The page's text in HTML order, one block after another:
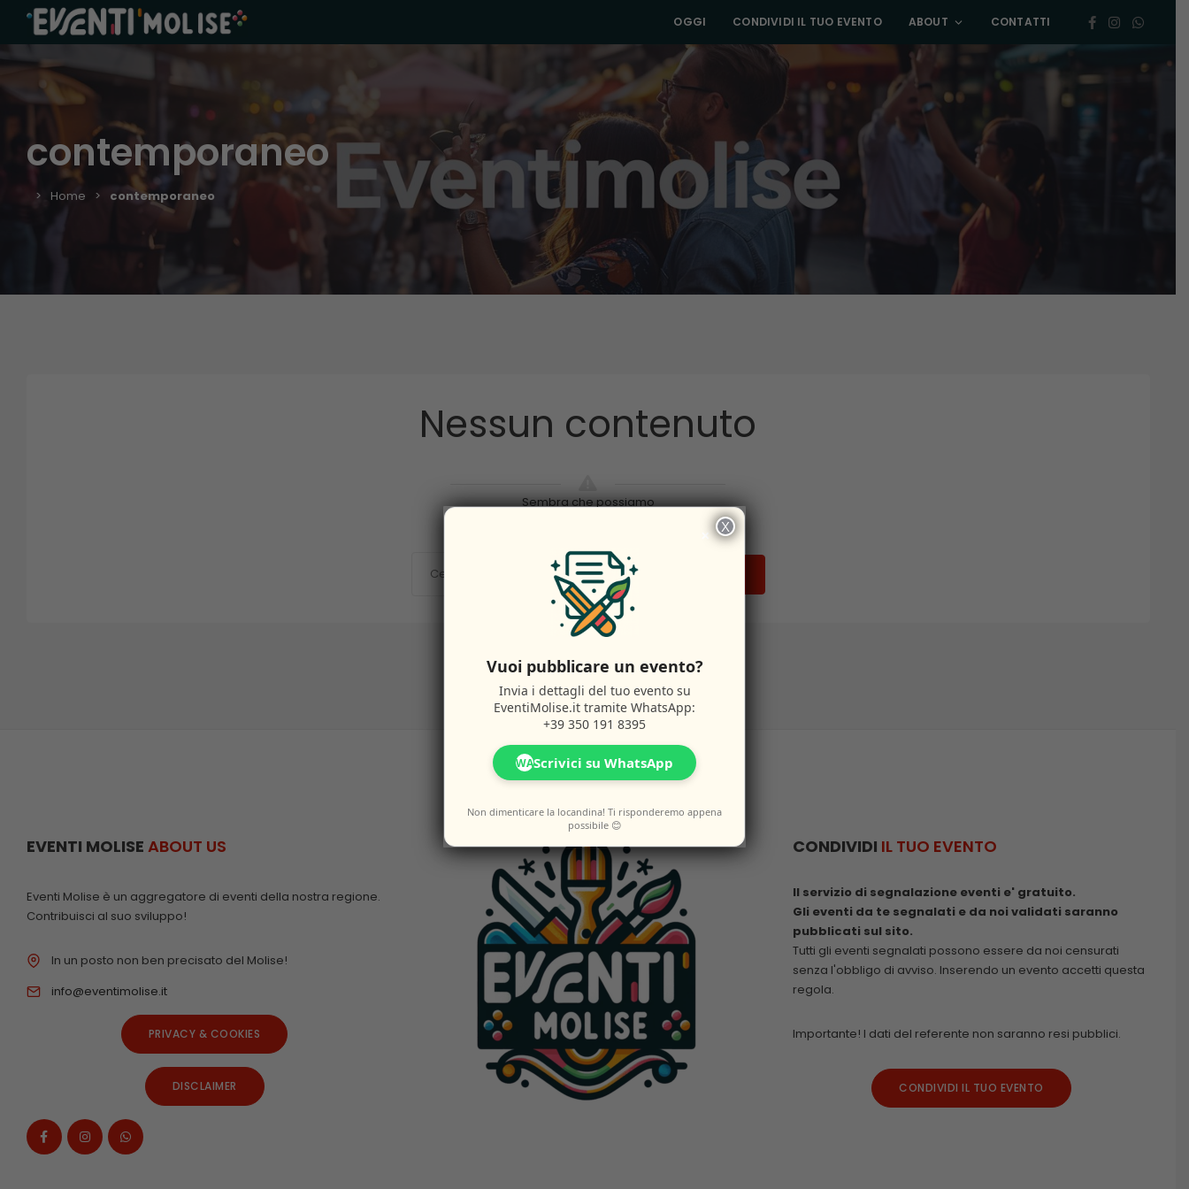
OGGI CONDIVIDI IL TUO EVENTO ABOUT CONTATTI
contemporaneo
Home contemporaneo
Nessun contenuto
Sembra che possiamo
EVENTI MOLISE ABOUT US
Eventi Molise è un aggregatore di eventi della nostra regione.
Contribuisci al suo sviluppo!
In un posto non ben precisato del Molise!
info@eventimolise.it
PRIVACY & COOKIES
DISCLAIMER
CONDIVIDI IL TUO EVENTO
Il servizio di segnalazione eventi e' gratuito.
Gli eventi da te segnalati e da noi validati saranno
pubblicati sul sito.
Tutti gli eventi segnalati possono essere da noi censurati
senza l'obbligo di avviso. Inserendo un evento accetti questa
regola.
Importante! I dati del referente non saranno resi pubblici.
CONDIVIDI IL TUO EVENTO
×
Vuoi pubblicare un evento?
Invia i dettagli del tuo evento su
EventiMolise.it tramite WhatsApp:
+39 350 191 8395
WAScrivici su WhatsApp
Non dimenticare la locandina! Ti risponderemo appena
possibile 😊
X